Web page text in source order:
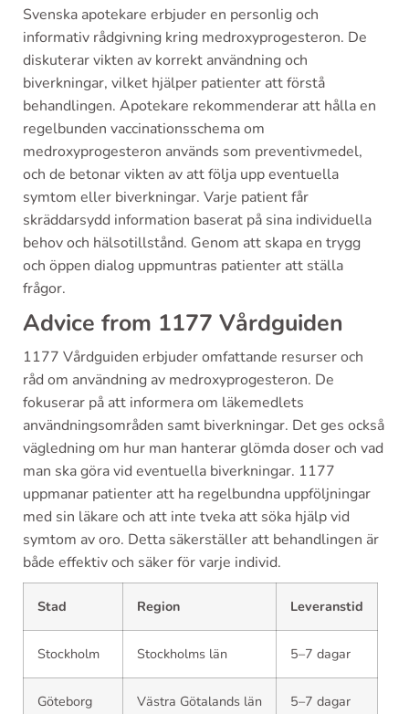
Svenska apotekare erbjuder en personlig och
informativ rådgivning kring medroxyprogesteron. De
diskuterar vikten av korrekt användning och
biverkningar, vilket hjälper patienter att förstå
behandlingen. Apotekare rekommenderar att hålla en
regelbunden vaccinationsschema om
medroxyprogesteron används som preventivmedel,
och de betonar vikten av att följa upp eventuella
symtom eller biverkningar. Varje patient får
skräddarsydd information baserat på sina individuella
behov och hälsotillstånd. Genom att skapa en trygg
och öppen dialog uppmuntras patienter att ställa
frågor.
Advice from 1177 Vårdguiden
1177 Vårdguiden erbjuder omfattande resurser och
råd om användning av medroxyprogesteron. De
fokuserar på att informera om läkemedlets
användningsområden samt biverkningar. Det ges också
vägledning om hur man hanterar glömda doser och vad
man ska göra vid eventuella biverkningar. 1177
uppmanar patienter att ha regelbundna uppföljningar
med sin läkare och att inte tveka att söka hjälp vid
symtom av oro. Detta säkerställer att behandlingen är
både effektiv och säker för varje individ.
Stad Region Leveranstid
Stockholm Stockholms län 5–7 dagar
Göteborg Västra Götalands län 5–7 dagar